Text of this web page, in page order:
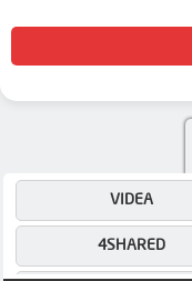
VIDEA
4SHARED